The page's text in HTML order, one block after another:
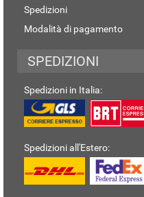
Spedizioni
Modalità di pagamento
SPEDIZIONI
Spedizioni in Italia:
Spedizioni all'Estero: